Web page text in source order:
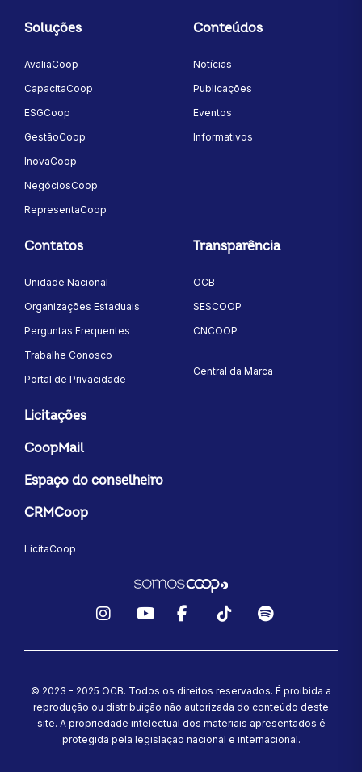
Soluções
AvaliaCoop
CapacitaCoop
ESGCoop
GestãoCoop
InovaCoop
NegóciosCoop
RepresentaCoop
Conteúdos
Notícias
Publicações
Eventos
Informativos
Contatos
Unidade Nacional
Organizações Estaduais
Perguntas Frequentes
Trabalhe Conosco
Portal de Privacidade
Transparência
OCB
SESCOOP
CNCOOP
Central da Marca
Licitações
CoopMail
Espaço do conselheiro
CRMCoop
LicitaCoop
© 2023 - 2025 OCB. Todos os direitos reservados. É proibida a
reprodução ou distribuição não autorizada do conteúdo deste
site. A propriedade intelectual dos materiais apresentados é
protegida pela legislação nacional e internacional.